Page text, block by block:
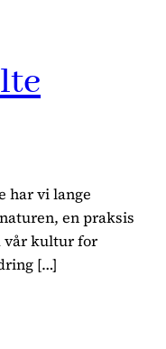
har vi lange
en praksis
vår kultur for
[…]